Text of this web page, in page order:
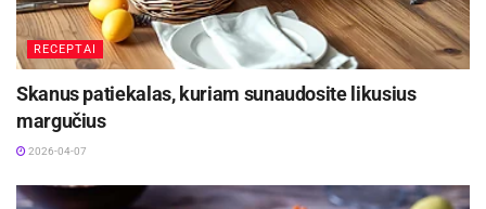
Šviežio kopūsto salotos su obuoliu ir krapais
RECEPTAI
Skanus patiekalas, kuriam sunaudosite likusius
margučius
2026-04-07